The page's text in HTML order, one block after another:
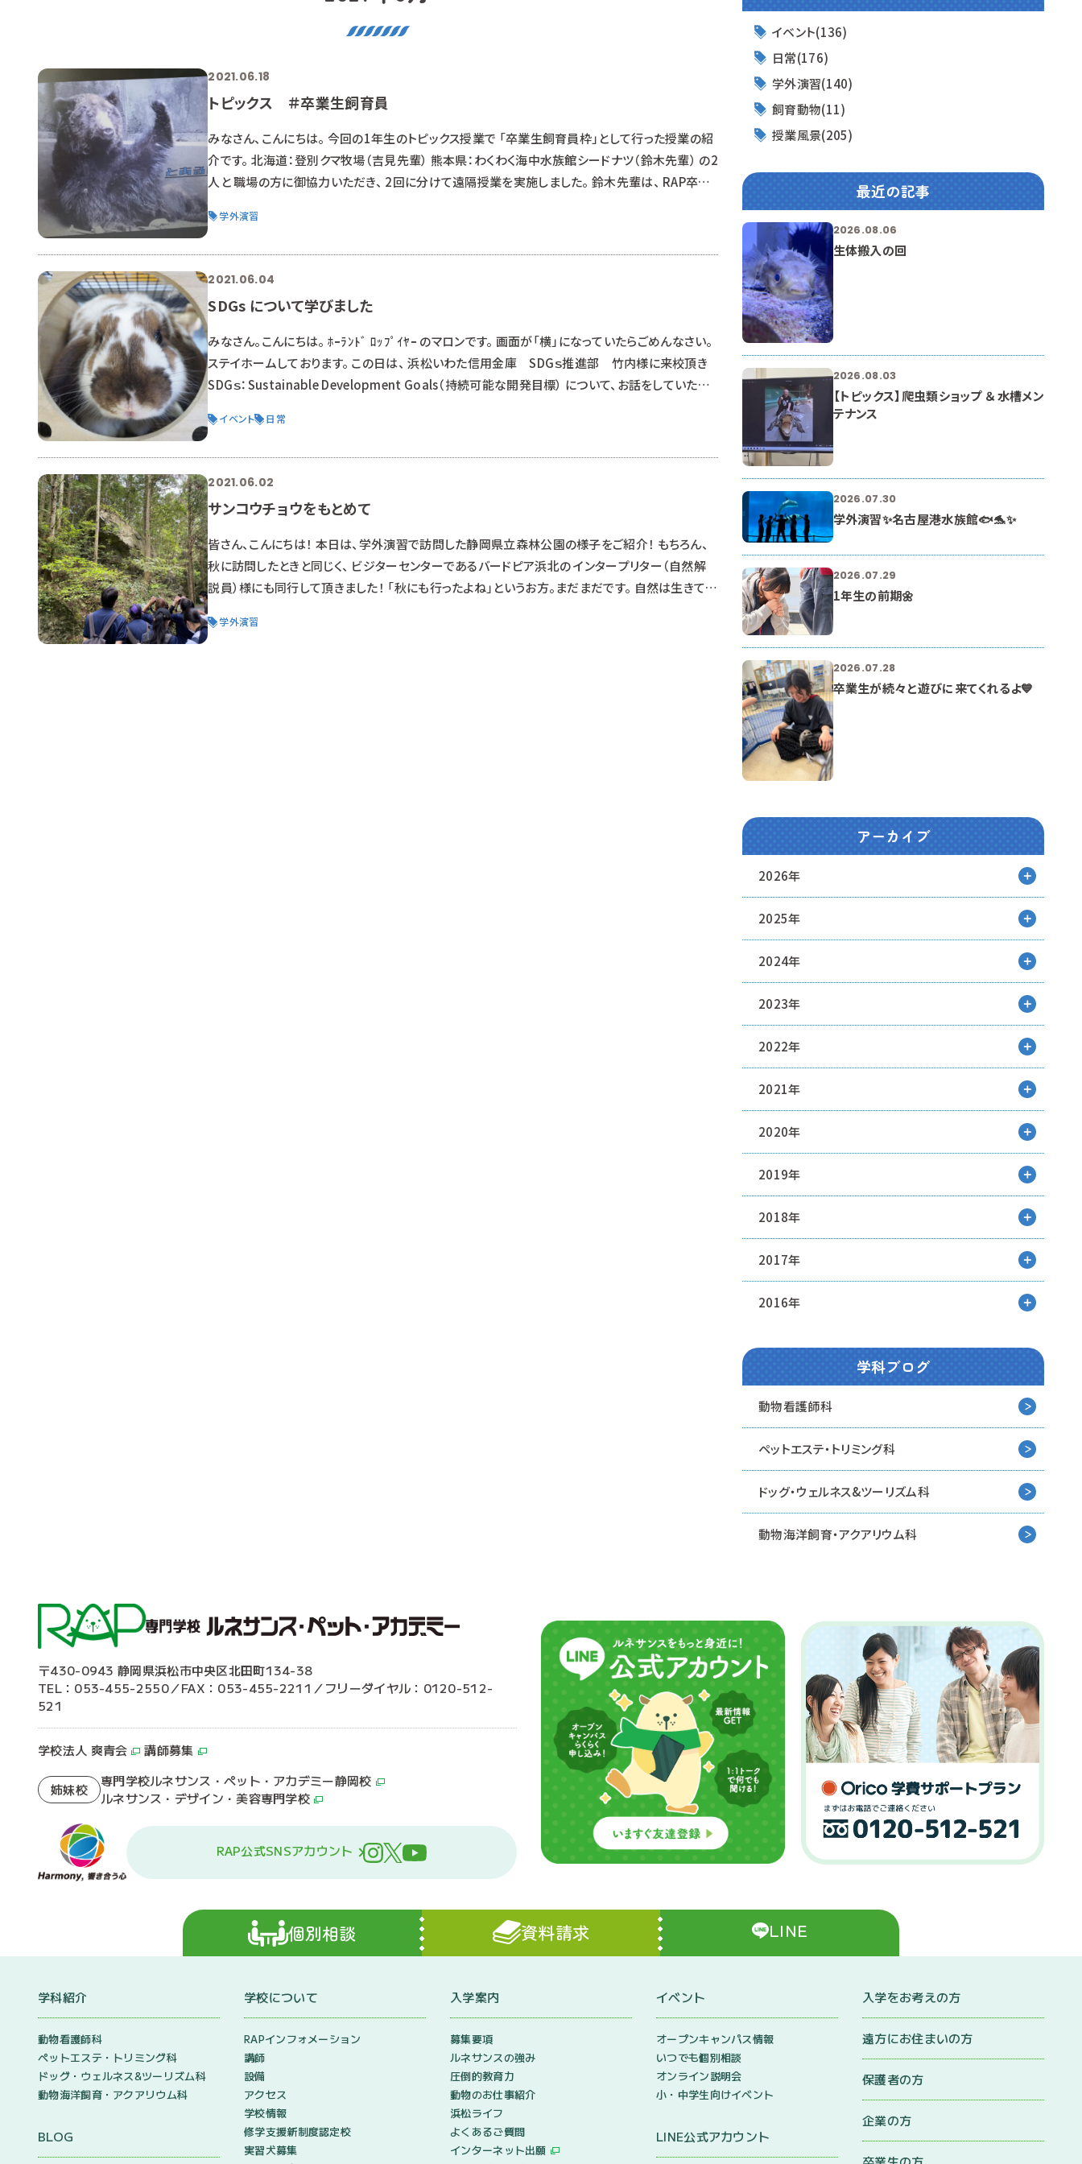
2021.06.18
トピックス ＃卒業生飼育員
みなさん、こんにちは。 今回の1年生のトピックス授業で 「卒業生飼育員枠」として行った授業の紹
介です。 北海道：登別クマ牧場（吉見先輩） 熊本県：わくわく海中水族館シードナツ（鈴木先輩） の2
人と 職場の方に御協力いただき、 2回に分けて遠隔授業を実施しました。 鈴木先輩は、 RAP卒業
たものを使って紹介してくれました。 日本では2か所しか見られない特別な展示がある水族館で
学外演習
2021.06.04
SDGs について学びました
みなさん。こんにちは。 ﾎｰﾗﾝﾄﾞ ﾛｯﾌﾟｲﾔｰ のマロンです。 画面が「横」になっていたらごめんなさい。
ステイホームしております。 この日は、 浜松いわた信用金庫 SDGｓ推進部 竹内様に来校頂き
SDGｓ：Sustainable Development Goals（持続可能な開発目標） について、お話をしていただ
ゴールとして示された目標で、 多くの企業が取り組んでいます。 毎日
イベント 日常
2021.06.02
サンコウチョウをもとめて
皆さん、こんにちは！ 本日は、学外演習で訪問した静岡県立森林公園の様子をご紹介！ もちろん、
秋に訪問したときと同じく、 ビジターセンターであるバードピア浜北の インタープリター（自然解
説員）様にも同行して頂きました！ 「秋にも行ったよね」というお方。まだまだです。 自然は生きてい
す。 写真でわかるとすごく綺麗なTHE 緑の森となりました。 尾根から谷へ。 進んでいくと、明らかな
学外演習
イベント(136)
日常(176)
学外演習(140)
飼育動物(11)
授業風景(205)
最近の記事
2026.08.06
生体搬入の回
2026.08.03
【トピックス】爬虫類ショップ ＆ 水槽メン
テナンス
2026.07.30
学外演習✨名古屋港水族館🐟🐬✨
2026.07.29
1年生の前期🌼
2026.07.28
卒業生が続々と遊びに来てくれるよ💙
アーカイブ
2026年
2025年
2024年
2023年
2022年
2021年
2020年
2019年
2018年
2017年
2016年
学科ブログ
動物看護師科
ペットエステ・トリミング科
ドッグ・ウェルネス&ツーリズム科
動物海洋飼育・アクアリウム科
〒430-0943 静岡県浜松市中央区北田町134-38
TEL：053-455-2550／FAX：053-455-2211／フリーダイヤル：0120-512-
521
学校法人 爽青会 講師募集
姉妹校
専門学校ルネサンス・ペット・アカデミー静岡校
ルネサンス・デザイン・美容専門学校
RAP公式SNSアカウント
個別相談 資料請求 LINE
学科紹介
動物看護師科
ペットエステ・トリミング科
ドッグ・ウェルネス&ツーリズム科
動物海洋飼育・アクアリウム科
BLOG
学校について
RAPインフォメーション
講師
設備
アクセス
学校情報
修学支援新制度認定校
実習犬募集
入学案内
募集要項
ルネサンスの強み
圧倒的教育力
動物のお仕事紹介
浜松ライフ
よくあるご質問
インターネット出願
イベント
オープンキャンパス情報
いつでも個別相談
オンライン説明会
小・中学生向けイベント
LINE公式アカウント
入学をお考えの方
遠方にお住まいの方
保護者の方
企業の方